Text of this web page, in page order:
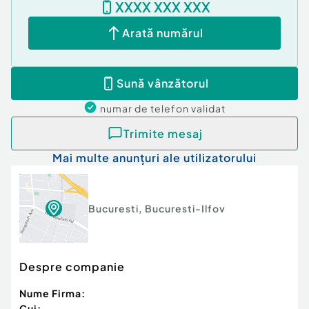
XXXX XXX XXX
Arată numărul
Sună vânzătorul
numar de telefon validat
Trimite mesaj
Mai multe anunțuri ale utilizatorului
Bucuresti, Bucuresti-Ilfov
Despre companie
Nume Firma: